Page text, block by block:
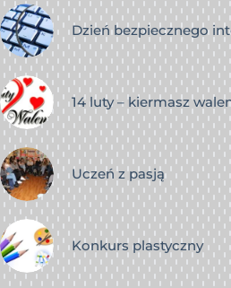
Dzień bezpiecznego
14 luty – kiermasz
Uczeń z pasją
Konkurs plastyczny